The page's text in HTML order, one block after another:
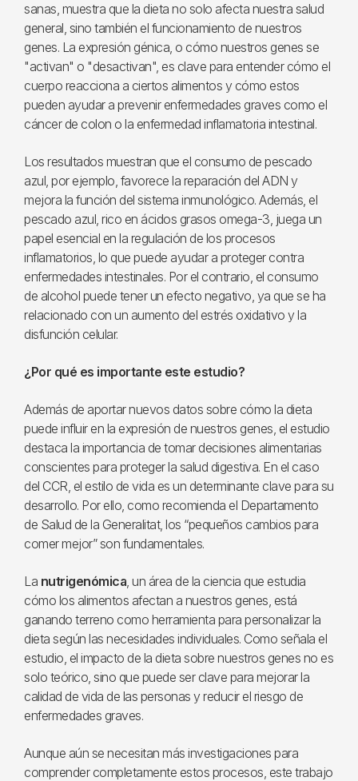
sanas, muestra que la dieta no solo afecta nuestra salud
general, sino también el funcionamiento de nuestros
genes. La expresión génica, o cómo nuestros genes se
"activan" o "desactivan", es clave para entender cómo el
cuerpo reacciona a ciertos alimentos y cómo estos
pueden ayudar a prevenir enfermedades graves como el
cáncer de colon o la enfermedad inflamatoria intestinal.
Los resultados muestran que el consumo de pescado
azul, por ejemplo, favorece la reparación del ADN y
mejora la función del sistema inmunológico. Además, el
pescado azul, rico en ácidos grasos omega-3, juega un
papel esencial en la regulación de los procesos
inflamatorios, lo que puede ayudar a proteger contra
enfermedades intestinales. Por el contrario, el consumo
de alcohol puede tener un efecto negativo, ya que se ha
relacionado con un aumento del estrés oxidativo y la
disfunción celular.
¿Por qué es importante este estudio?
Además de aportar nuevos datos sobre cómo la dieta
puede influir en la expresión de nuestros genes, el estudio
destaca la importancia de tomar decisiones alimentarias
conscientes para proteger la salud digestiva. En el caso
del CCR, el estilo de vida es un determinante clave para su
desarrollo. Por ello, como recomienda el Departamento
de Salud de la Generalitat, los “pequeños cambios para
comer mejor” son fundamentales.
La nutrigenómica, un área de la ciencia que estudia
cómo los alimentos afectan a nuestros genes, está
ganando terreno como herramienta para personalizar la
dieta según las necesidades individuales. Como señala el
estudio, el impacto de la dieta sobre nuestros genes no es
solo teórico, sino que puede ser clave para mejorar la
calidad de vida de las personas y reducir el riesgo de
enfermedades graves.
Aunque aún se necesitan más investigaciones para
comprender completamente estos procesos, este trabajo